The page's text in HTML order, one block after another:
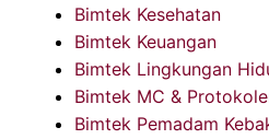
Bimtek Kesehatan
Bimtek Keuangan
Bimtek Lingkungan
Bimtek MC &
Bimtek Pemadam